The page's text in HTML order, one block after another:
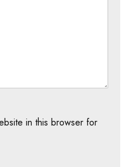
in this browser for